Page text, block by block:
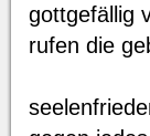
gottgefällig
rufen die